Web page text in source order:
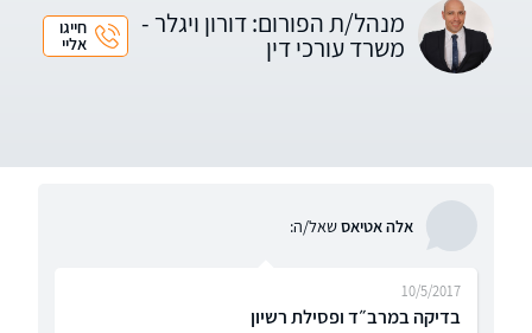
מנהל/ת הפורום: דורון ויגלר -
משרד עורכי דין
חייגו
אליי
אלה אטיאסשאל/ה:
בדיקה במרב״ד ופסילת רשיון
10/5/2017